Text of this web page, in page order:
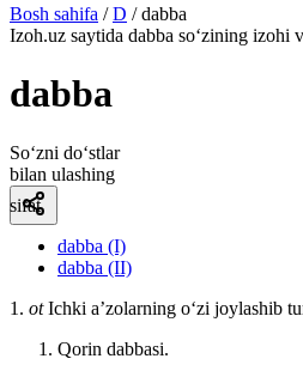
Bosh sahifa / D / dabba
Izoh.uz saytida dabba so‘zining izohi
dabba
So‘zni do‘stlar
bilan ulashing
sifat
dabba (I)
dabba (II)
1. otIchki aʼzolarning oʻzi joylashib
Qorin dabbasi.